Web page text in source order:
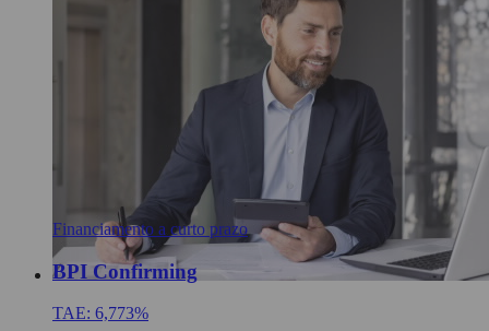
Financiamento a curto prazo
BPI Confirming
TAE: 6,773%